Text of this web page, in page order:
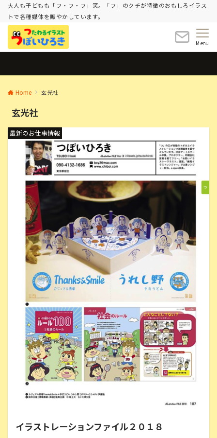
大人も子どもも「フ・フ・フ」笑。「フ」のクチが特徴のおもしろイラス
トで各種媒体を賑やかしています。
Menu
Home 玄光社
玄光社
最新のお仕事情報
イラストレーションファイル２０１８